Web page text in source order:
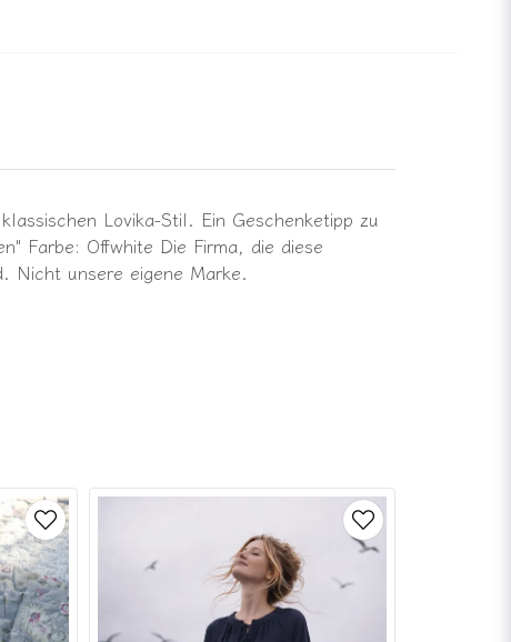
Lovika-Stil. Ein Geschenketipp zu
Farbe: Offwhite Die Firma, die diese
Nicht unsere eigene Marke.